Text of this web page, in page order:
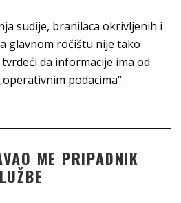
sudije, branilaca okrivljenih i
glavnom ročištu nije tako
da informacije ima od
podacima“.
ME PRIPADNIK